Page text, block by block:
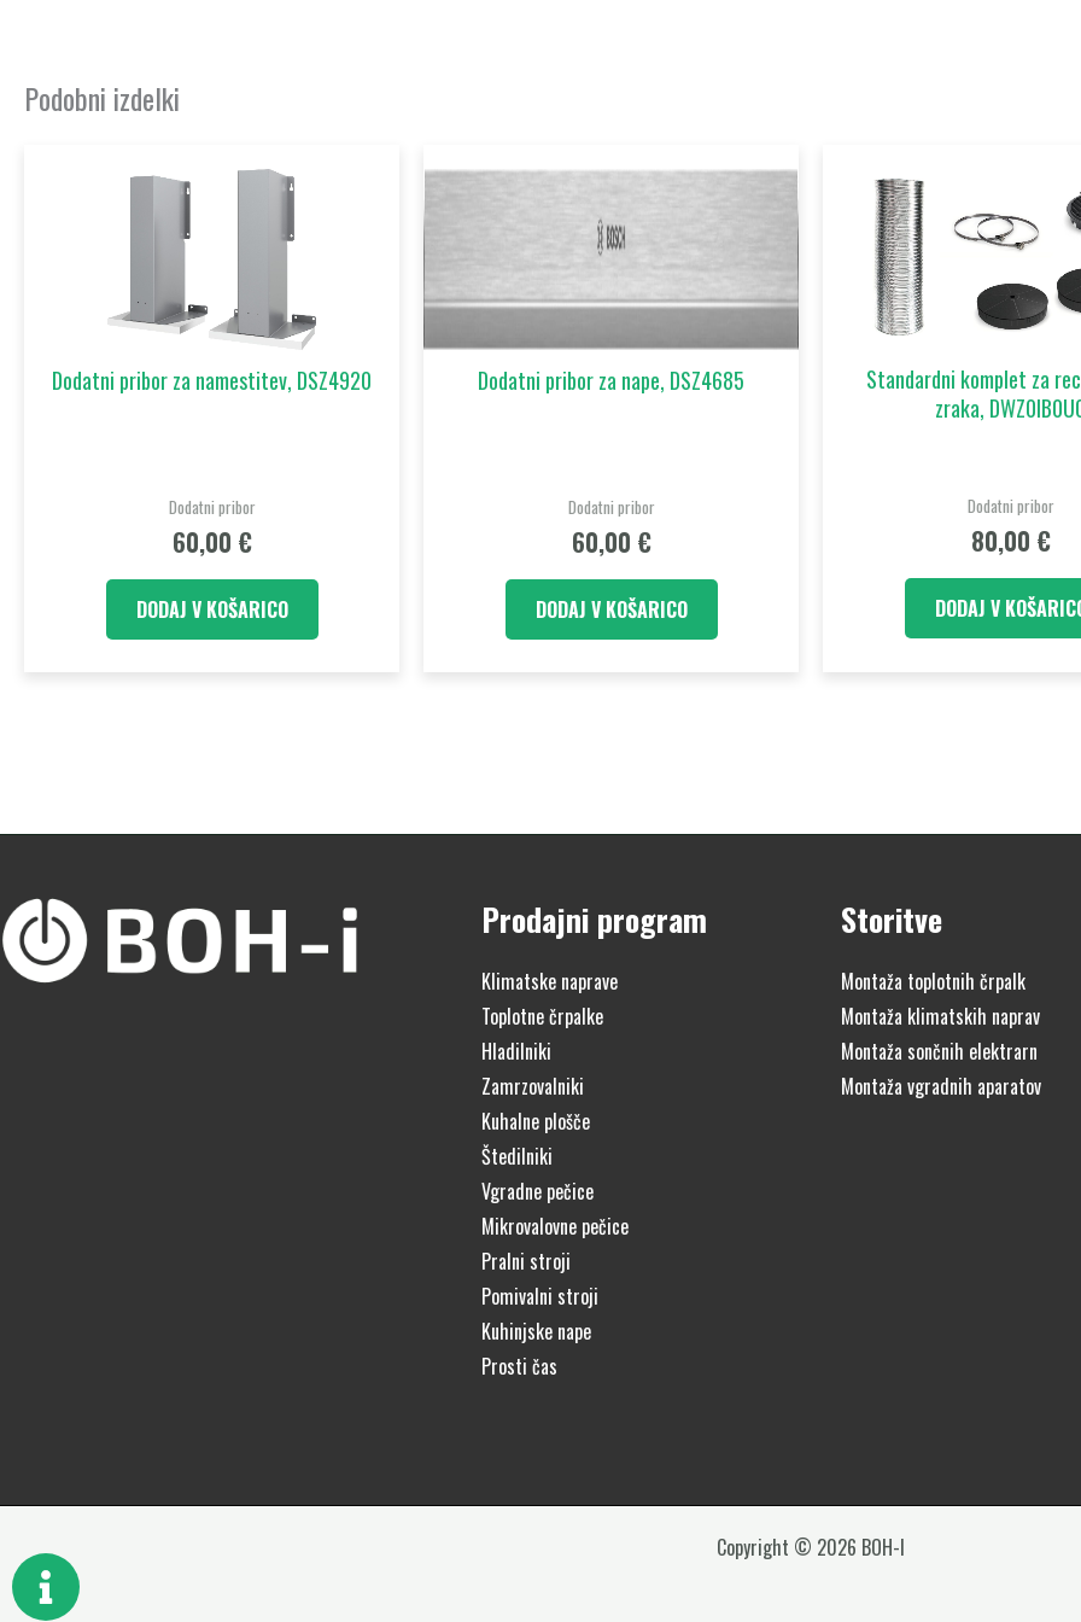
Podobni izdelki
Dodatni pribor za namestitev, DSZ4920
Dodatni pribor
60,00 €
DODAJ V KOŠARICO
Dodatni pribor za nape, DSZ4685
Dodatni pribor
60,00 €
DODAJ V KOŠARICO
Standardni komplet za
zraka,
Dodatni pribor
80,00 €
DODAJ V
Prodajni program
Klimatske naprave
Toplotne črpalke
Hladilniki
Zamrzovalniki
Kuhalne plošče
Štedilniki
Vgradne pečice
Mikrovalovne pečice
Pralni stroji
Pomivalni stroji
Kuhinjske nape
Prosti čas
Storitve
Montaža toplotnih črpalk
Montaža klimatskih naprav
Montaža sončnih elektrarn
Montaža vgradnih aparatov
Copyright © 2026 BOH-I